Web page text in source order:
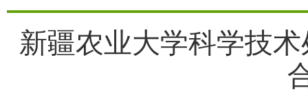
新疆农业大学科学技